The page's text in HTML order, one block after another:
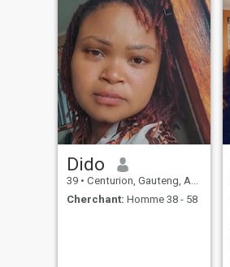
Dido
39 • Centurion, Gauteng, Afrique du Sud
Cherchant: Homme 38 - 58